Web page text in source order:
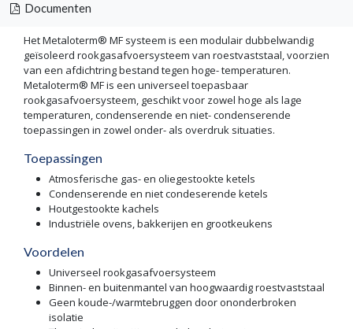
Documenten
Het Metaloterm® MF systeem is een modulair dubbelwandig
geïsoleerd rookgasafvoersysteem van roestvaststaal, voorzien
van een afdichtring bestand tegen hoge- temperaturen.
Metaloterm® MF is een universeel toepasbaar
rookgasafvoersysteem, geschikt voor zowel hoge als lage
temperaturen, condenserende en niet- condenserende
toepassingen in zowel onder- als overdruk situaties.
Toepassingen
Atmosferische gas- en oliegestookte ketels
Condenserende en niet condeserende ketels
Houtgestookte kachels
Industriële ovens, bakkerijen en grootkeukens
Voordelen
Universeel rookgasafvoersysteem
Binnen- en buitenmantel van hoogwaardig roestvaststaal
Geen koude-/warmtebruggen door ononderbroken
isolatie